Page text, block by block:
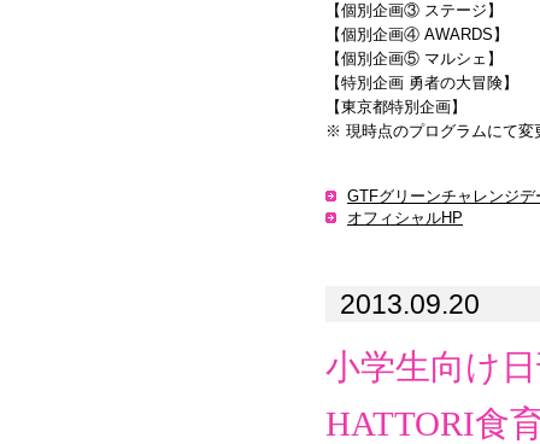
【個別企画③ ステージ】
【個別企画④ AWARDS】
【個別企画⑤ マルシェ】
【特別企画 勇者の大冒険】
【東京都特別企画】
※ 現時点のプログラムにて変
GTFグリーンチャレンジ
オフィシャルHP
2013.09.20
小学生向け
HATTORI食